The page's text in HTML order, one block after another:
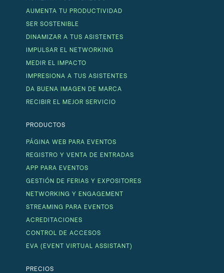
AUMENTA TU PRODUCTIVIDAD
SER SOSTENIBLE
DINAMIZAR A TUS ASISTENTES
IMPULSAR EL NETWORKING
MEDIR EL IMPACTO
IMPRESIONA A TUS ASISTENTES
DA BUENA IMAGEN DE MARCA
RECIBIR EL MEJOR SERVICIO
PRODUCTOS
PÁGINA WEB PARA EVENTOS
REGISTRO Y VENTA DE ENTRADAS
APP PARA EVENTOS
GESTIÓN DE FERIAS Y EXPOSITORES
NETWORKING Y ENGAGEMENT
STREAMING PARA EVENTOS
ACREDITACIONES
CONTROL DE ACCESOS
EVA (EVENT VIRTUAL ASSISTANT)
PRECIOS